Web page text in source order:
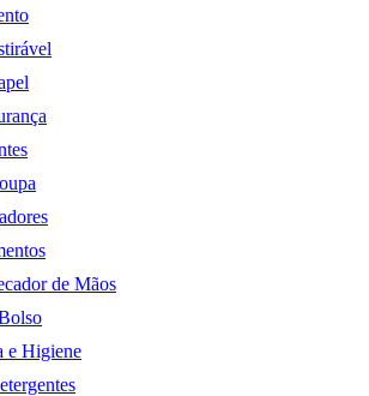
de Mãos
e Higiene